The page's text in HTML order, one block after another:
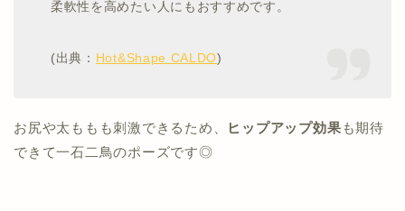
柔軟性を高めたい人にもおすすめです。
(出典： Hot&Shape CALDO)
お尻や太ももも刺激できるため、 ヒップアップ効果 も期待
できて一石二鳥のポーズです◎